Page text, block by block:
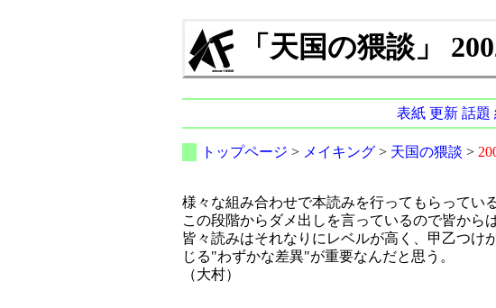
「天国の猥談」
表紙 更新 話題
トップページ > メイキング> 天国の猥談 >
様々な組み合わせで本読みを行ってもらっている
この段階からダメ出しを言っているので皆から
皆々読みはそれなりにレベルが高く、甲乙つけ
じる"わずかな差異"が重要なんだと思う。
（大村）